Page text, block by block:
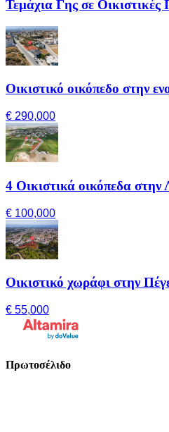
Τεμάχια Γης σε Οικιστικές
Οικιστικό οικόπεδο στην
€ 290,000
4 Οικιστικά οικόπεδα
€ 100,000
Οικιστικό χωράφι στην
€ 55,000
Πρωτοσέλιδο